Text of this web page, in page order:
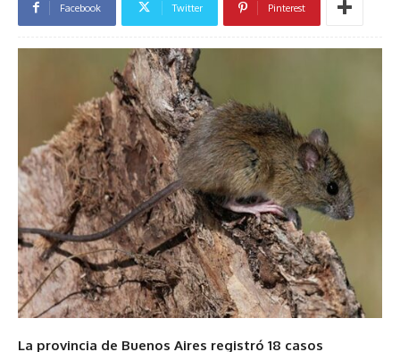
Facebook Twitter Pinterest
La provincia de Buenos Aires registró 18 casos